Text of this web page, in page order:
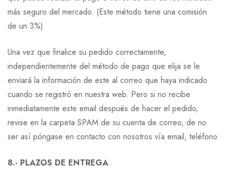
más seguro del mercado. (Este método tiene una comisión
de un 3%)
Una vez que finalice su pedido correctamente,
independientemente del método de pago que elija se le
enviará la información de este al correo que haya indicado
cuando se registró en nuestra web. Pero si no recibe
inmediatamente este email después de hacer el pedido,
revise en la carpeta SPAM de su cuenta de correo, de no
ser así póngase en contacto con nosotros vía email, teléfono
8.- PLAZOS DE ENTREGA